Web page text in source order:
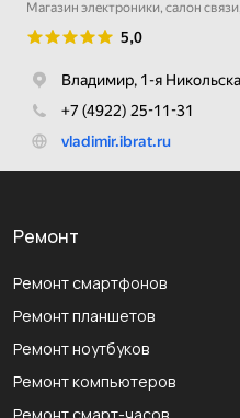
Ремонт
Ремонт смартфонов
Ремонт планшетов
Ремонт ноутбуков
Ремонт компьютеров